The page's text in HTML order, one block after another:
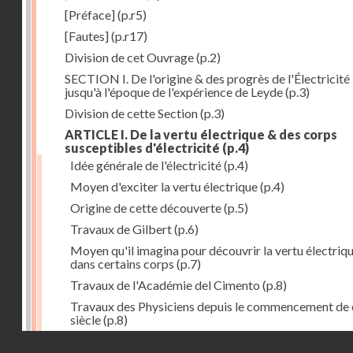
[Préface](p.r5)
[Fautes](p.r17)
Division de cet Ouvrage(p.2)
SECTION I. De l'origine & des progrès de l'Électricité
jusqu'à l'époque de l'expérience de Leyde(p.3)
Division de cette Section(p.3)
ARTICLE I. De la vertu électrique & des corps
susceptibles d'électricité (p.4)
Idée générale de l'électricité(p.4)
Moyen d'exciter la vertu électrique(p.4)
Origine de cette découverte(p.5)
Travaux de Gilbert(p.6)
Moyen qu'il imagina pour découvrir la vertu
dans certains corps (p.7)
Travaux de l'Académie del Cimento (p.8)
Travaux des Physiciens depuis le commencement de
siècle(p.8)